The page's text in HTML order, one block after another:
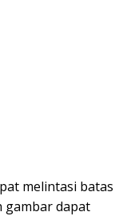
melintasi batas
gambar dapat